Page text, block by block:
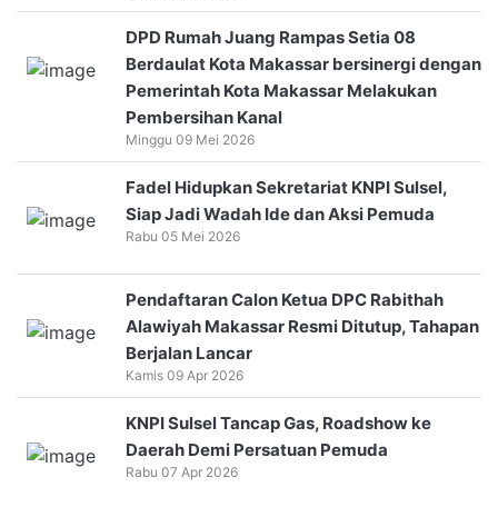
DPD Rumah Juang Rampas Setia 08
Berdaulat Kota Makassar bersinergi dengan
Pemerintah Kota Makassar Melakukan
Pembersihan Kanal
Minggu 09 Mei 2026
Fadel Hidupkan Sekretariat KNPI Sulsel,
Siap Jadi Wadah Ide dan Aksi Pemuda
Rabu 05 Mei 2026
Pendaftaran Calon Ketua DPC Rabithah
Alawiyah Makassar Resmi Ditutup, Tahapan
Berjalan Lancar
Kamis 09 Apr 2026
KNPI Sulsel Tancap Gas, Roadshow ke
Daerah Demi Persatuan Pemuda
Rabu 07 Apr 2026